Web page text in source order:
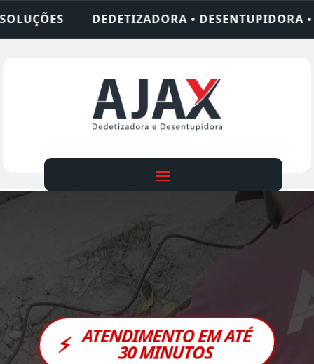
• DESENTUPIDORA • LIMPEZA DE FOSSA • 24
⚡ ATENDIMENTO EM ATÉ
30 MINUTOS